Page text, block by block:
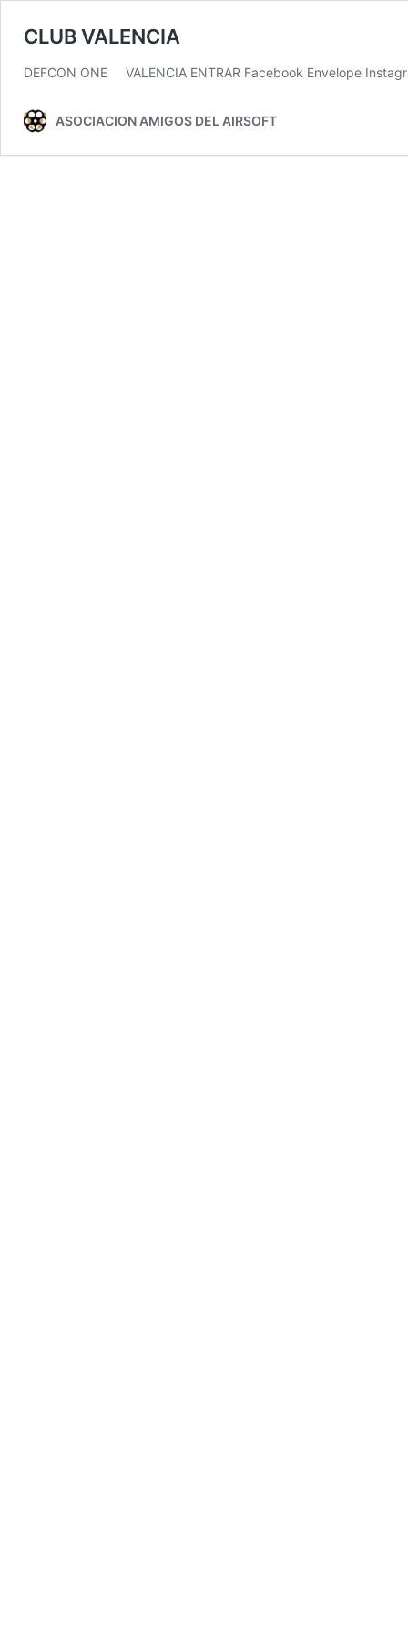
CLUB VALENCIA
DEFCON ONE VALENCIA ENTRAR Facebook Envelope
ASOCIACION AMIGOS DEL AIRSOFT